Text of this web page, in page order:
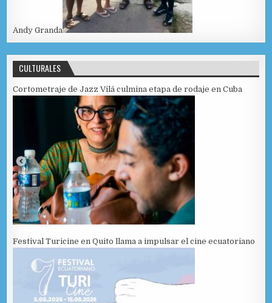
Andy Granda
CULTURALES
Cortometraje de Jazz Vilá culmina etapa de rodaje en Cuba
Festival Turicine en Quito llama a impulsar el cine ecuatoriano